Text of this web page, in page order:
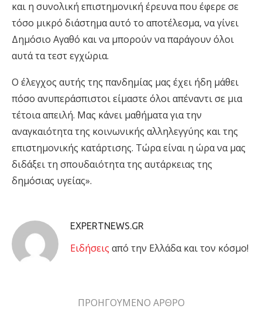
και η συνολική επιστημονική έρευνα που έφερε σε
τόσο μικρό διάστημα αυτό το αποτέλεσμα, να γίνει
Δημόσιο Aγαθό και να μπορούν να παράγουν όλοι
αυτά τα τεστ εγχώρια.
Ο έλεγχος αυτής της πανδημίας μας έχει ήδη μάθει
πόσο ανυπεράσπιστοι είμαστε όλοι απέναντι σε μια
τέτοια απειλή. Μας κάνει μαθήματα για την
αναγκαιότητα της κοινωνικής αλληλεγγύης και της
επιστημονικής κατάρτισης. Τώρα είναι η ώρα να μας
διδάξει τη σπουδαιότητα της αυτάρκειας της
δημόσιας υγείας».
EXPERTNEWS.GR
Eιδήσεις από την Ελλάδα και τον κόσμο!
ΠΡΟΗΓΟΥΜΕΝΟ ΑΡΘΡΟ